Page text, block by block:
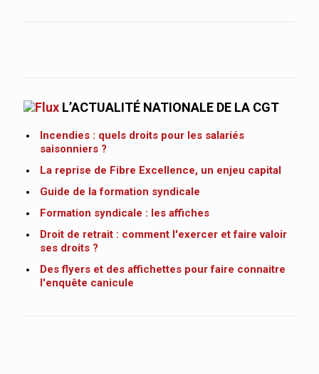
L’ACTUALITÉ NATIONALE DE LA CGT
Incendies : quels droits pour les salariés
saisonniers ?
La reprise de Fibre Excellence, un enjeu capital
Guide de la formation syndicale
Formation syndicale : les affiches
Droit de retrait : comment l'exercer et faire valoir
ses droits ?
Des flyers et des affichettes pour faire connaitre
l'enquête canicule